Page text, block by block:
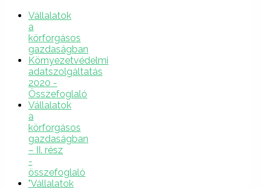
Vállalatok
a
körforgásos
gazdaságban
Környezetvédelmi
adatszolgáltatás
2020 -
Összefoglaló
Vállalatok
a
körforgásos
gazdaságban
– II. rész
-
összefoglaló
"Vállalatok